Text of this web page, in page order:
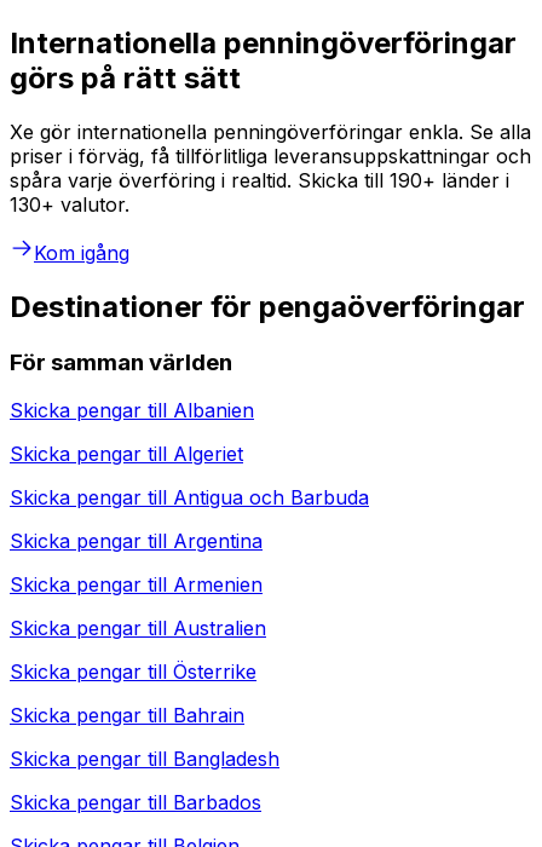
Internationella penningöverföringar
görs på rätt sätt
Xe gör internationella penningöverföringar enkla. Se alla
priser i förväg, få tillförlitliga leveransuppskattningar och
spåra varje överföring i realtid. Skicka till 190+ länder i
130+ valutor.
Kom igång
Destinationer för pengaöverföringar
För samman världen
Skicka pengar till Albanien
Skicka pengar till Algeriet
Skicka pengar till Antigua och Barbuda
Skicka pengar till Argentina
Skicka pengar till Armenien
Skicka pengar till Australien
Skicka pengar till Österrike
Skicka pengar till Bahrain
Skicka pengar till Bangladesh
Skicka pengar till Barbados